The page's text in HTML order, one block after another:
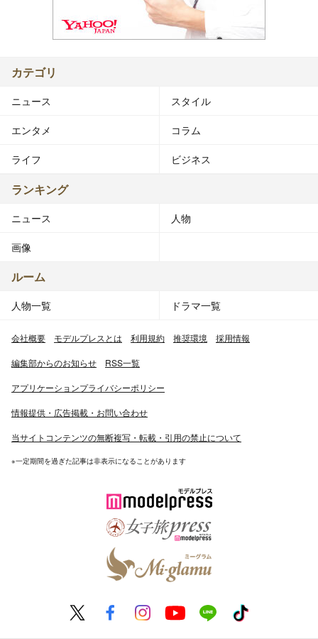
カテゴリ
ニュース スタイル
エンタメ コラム
ライフ ビジネス
ランキング
ニュース 人物
画像
ルーム
人物一覧 ドラマ一覧
会社概要 モデルプレスとは 利用規約 推奨環境 採用情報
編集部からのお知らせ RSS一覧
アプリケーションプライバシーポリシー
情報提供・広告掲載・お問い合わせ
当サイトコンテンツの無断複写・転載・引用の禁止について
※一定期間を過ぎた記事は非表示になることがあります